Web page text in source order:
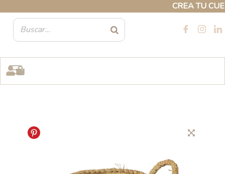
CREA TU
contenido